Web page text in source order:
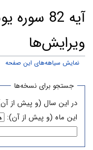
آیه 82
ویرایش‌ها
نمایش سیاهه‌های این صفحه
ناوبری
جستجو
جستجو برای نسخه‌ها
در این سال (و پیش از
این ماه (و پیش از آن):